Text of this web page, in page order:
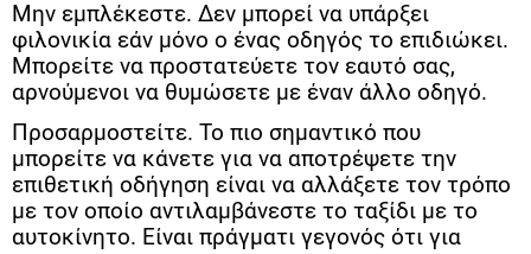
Μην εμπλέκεστε. Δεν μπορεί να υπάρξει
φιλονικία εάν μόνο ο ένας οδηγός το επιδιώκει.
Μπορείτε να προστατεύετε τον εαυτό σας,
αρνούμενοι να θυμώσετε με έναν άλλο οδηγό.
Προσαρμοστείτε. Το πιο σημαντικό που
μπορείτε να κάνετε για να αποτρέψετε την
επιθετική οδήγηση είναι να αλλάξετε τον τρόπο
με τον οποίο αντιλαμβάνεστε το ταξίδι με το
αυτοκίνητο. Είναι πράγματι γεγονός ότι για